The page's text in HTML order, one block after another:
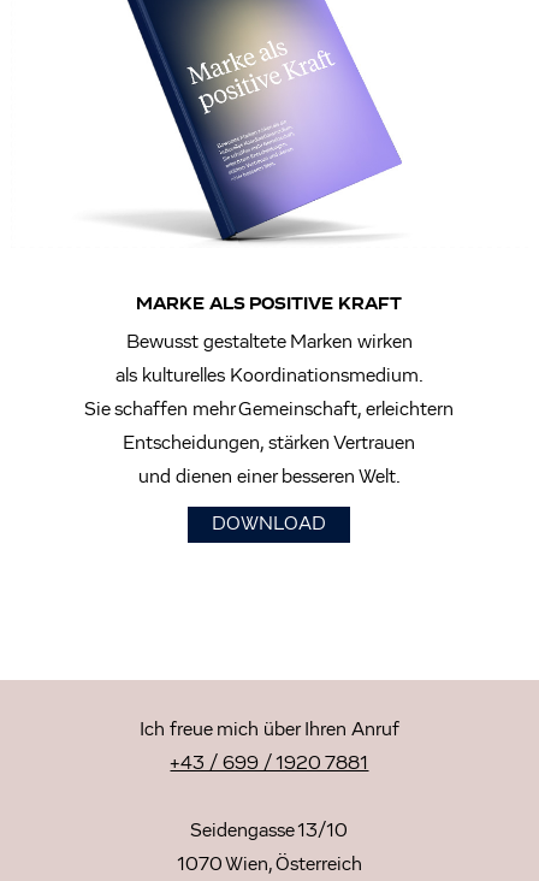
MARKE ALS POSITIVE KRAFT
Bewusst gestaltete Marken wirken
als kulturelles Koordinationsmedium.
Sie schaffen mehr Gemeinschaft, erleichtern
Entscheidungen, stärken Vertrauen
und dienen einer besseren Welt.
DOWNLOAD
Ich freue mich über Ihren Anruf
+43 / 699 / 1920 7881
Seidengasse 13/10
1070 Wien, Österreich